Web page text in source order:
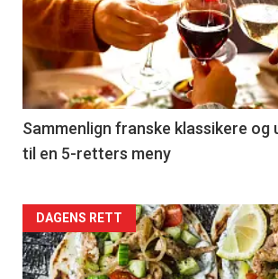
akkurat
nå
-
5
Sammenlign franske klassikere og
til en 5-retters meny
Forsiden
akkurat
DAGENS RETT